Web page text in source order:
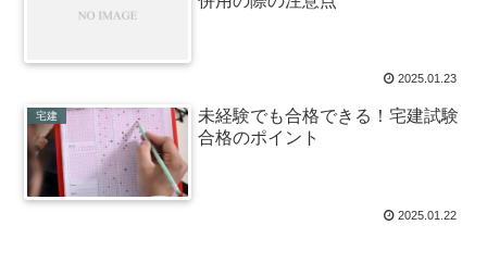
2025.01.23
宅建
未経験でも合格できる！宅建試験
合格のポイント
2025.01.22